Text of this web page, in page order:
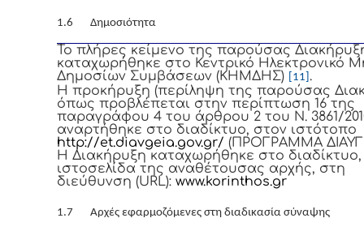
1.6 Δημοσιότητα
Το πλήρες κείμενο της παρούσας
καταχωρήθηκε στο Κεντρικό Ηλεκτρονικό
Δημοσίων Συμβάσεων (ΚΗΜΔΗΣ)
[11] .
Η προκήρυξη (περίληψη της παρούσας
όπως προβλέπεται στην περίπτωση 16 της
παραγράφου 4 του άρθρου 2 του Ν. 3861/
αναρτήθηκε στο διαδίκτυο, στον ιστότοπο
http://et.diavgeia.gov.gr/ (ΠΡΟΓΡΑΜΜΑ
Η Διακήρυξη καταχωρήθηκε στο
ιστοσελίδα της αναθέτουσας αρχής, στη
διεύθυνση (URL): www.korinthos.gr
1.7 Αρχές εφαρμοζόμενες στη διαδικασία σύναψης